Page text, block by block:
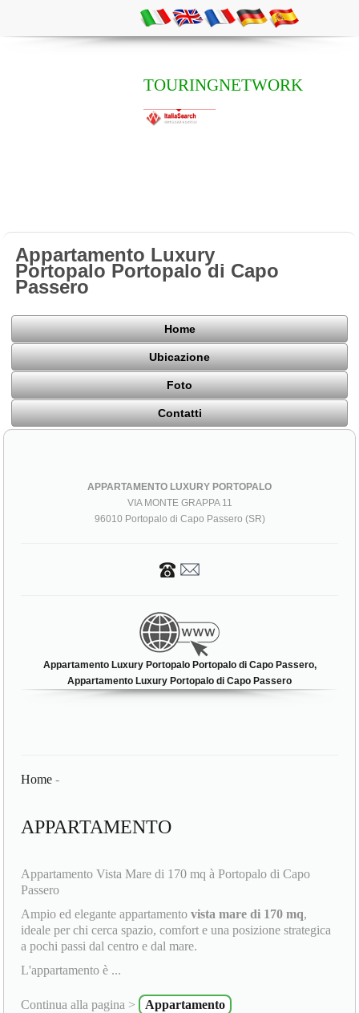
TOURINGNETWORK
Appartamento Luxury
Portopalo Portopalo di Capo
Passero
Home
Ubicazione
Foto
Contatti
APPARTAMENTO LUXURY PORTOPALO
VIA MONTE GRAPPA 11
96010 Portopalo di Capo Passero (SR)
Appartamento Luxury Portopalo Portopalo di Capo Passero,
Appartamento Luxury Portopalo di Capo Passero
Home -
APPARTAMENTO
Appartamento Vista Mare di 170 mq à Portopalo di Capo
Passero
Ampio ed elegante appartamentovista mare di 170 mq,
ideale per chi cerca spazio, comfort e una posizione strategica
a pochi passi dal centro e dal mare.
L'appartamento è ...
Continua alla pagina > Appartamento